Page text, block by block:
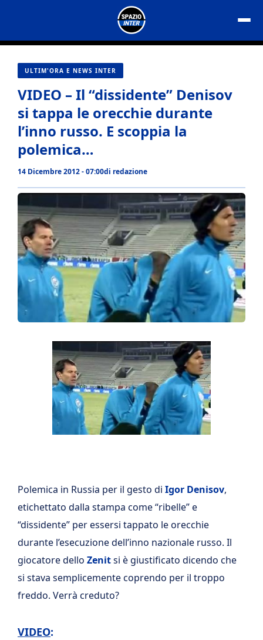
contenuto
ULTIM'ORA E NEWS INTER
VIDEO – Il “dissidente” Denisov
si tappa le orecchie durante
l’inno russo. E scoppia la
polemica…
14 Dicembre 2012 - 07:00di redazione
Polemica in Russia per il gesto di Igor Denisov,
etichettato dalla stampa come “ribelle” e
“dissidente” per essersi tappato le orecchie
durante l’esecuzione dell’inno nazionale russo. Il
giocatore dello Zenitsi è giustificato dicendo che
si stava semplicemente coprendo per il troppo
freddo. Verrà creduto?
VIDEO: